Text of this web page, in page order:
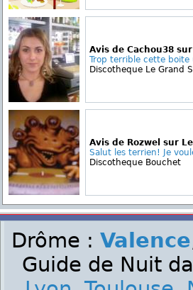
Avis de Cachou38
Trop terrible cette boite
Discotheque Le Grand
Avis de Rozwel sur
Salut les terrien! Je
Discotheque Bouchet
Drôme : Valence
Guide de Nuit